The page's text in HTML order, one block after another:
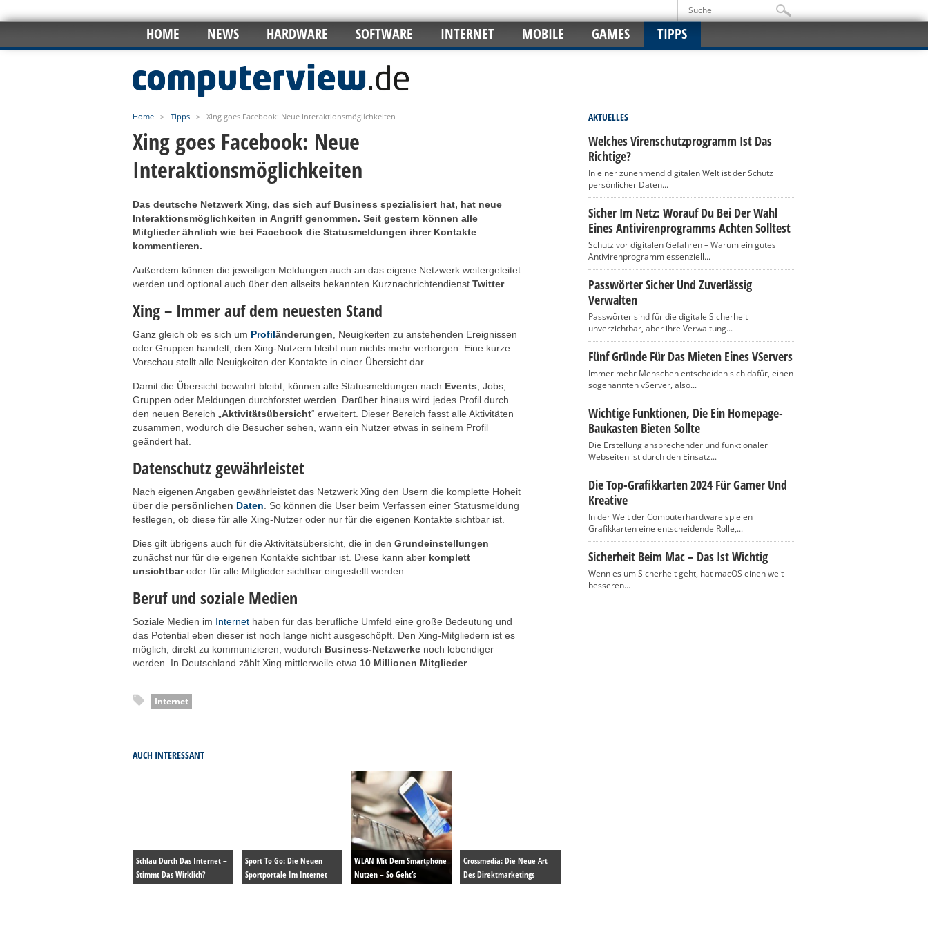
HOME NEWS HARDWARE SOFTWARE INTERNET MOBILE GAMES TIPPS
Home > Tipps > Xing goes Facebook: Neue Interaktionsmöglichkeiten
Xing goes Facebook: Neue
Interaktionsmöglichkeiten
Das deutsche Netzwerk Xing, das sich auf Business spezialisiert hat, hat neue
Interaktionsmöglichkeiten in Angriff genommen. Seit gestern können alle
Mitglieder ähnlich wie bei Facebook die Statusmeldungen ihrer Kontakte
kommentieren.
Außerdem können die jeweiligen Meldungen auch an das eigene Netzwerk weitergeleitet
werden und optional auch über den allseits bekannten Kurznachrichtendienst Twitter.
Xing – Immer auf dem neuesten Stand
Ganz gleich ob es sich um Profiländerungen , Neuigkeiten zu anstehenden Ereignissen
oder Gruppen handelt, den Xing-Nutzern bleibt nun nichts mehr verborgen. Eine kurze
Vorschau stellt alle Neuigkeiten der Kontakte in einer Übersicht dar.
Damit die Übersicht bewahrt bleibt, können alle Statusmeldungen nach Events , Jobs,
Gruppen oder Meldungen durchforstet werden. Darüber hinaus wird jedes Profil durch
den neuen Bereich „ Aktivitätsübersicht“ erweitert. Dieser Bereich fasst alle Aktivitäten
zusammen, wodurch die Besucher sehen, wann ein Nutzer etwas in seinem Profil
geändert hat.
Datenschutz gewährleistet
Nach eigenen Angaben gewährleistet das Netzwerk Xing den Usern die komplette Hoheit
über die persönlichen Daten . So können die User beim Verfassen einer Statusmeldung
festlegen, ob diese für alle Xing-Nutzer oder nur für die eigenen Kontakte sichtbar ist.
Dies gilt übrigens auch für die Aktivitätsübersicht, die in den Grundeinstellungen
zunächst nur für die eigenen Kontakte sichtbar ist. Diese kann aber komplett
unsichtbaroder für alle Mitglieder sichtbar eingestellt werden.
Beruf und soziale Medien
Soziale Medien im Internet haben für das berufliche Umfeld eine große Bedeutung und
das Potential eben dieser ist noch lange nicht ausgeschöpft. Den Xing-Mitgliedern ist es
möglich, direkt zu kommunizieren, wodurch Business-Netzwerke noch lebendiger
werden. In Deutschland zählt Xing mittlerweile etwa 10 Millionen Mitglieder.
Internet
AUCH INTERESSANT
Schlau Durch Das Internet –
Stimmt Das Wirklich?
Sport To Go: Die Neuen
Sportportale Im Internet
WLAN Mit Dem Smartphone
Nutzen – So Geht‘s
Crossmedia: Die Neue Art
Des Direktmarketings
AKTUELLES
Welches Virenschutzprogramm Ist Das
Richtige?
In einer zunehmend digitalen Welt ist der Schutz
persönlicher Daten...
Sicher Im Netz: Worauf Du Bei Der Wahl
Eines Antivirenprogramms Achten Solltest
Schutz vor digitalen Gefahren – Warum ein gutes
Antivirenprogramm essenziell...
Passwörter Sicher Und Zuverlässig
Verwalten
Passwörter sind für die digitale Sicherheit
unverzichtbar, aber ihre Verwaltung...
Fünf Gründe Für Das Mieten Eines VServers
Immer mehr Menschen entscheiden sich dafür, einen
sogenannten vServer, also...
Wichtige Funktionen, Die Ein Homepage-
Baukasten Bieten Sollte
Die Erstellung ansprechender und funktionaler
Webseiten ist durch den Einsatz...
Die Top-Grafikkarten 2024 Für Gamer Und
Kreative
In der Welt der Computerhardware spielen
Grafikkarten eine entscheidende Rolle,...
Sicherheit Beim Mac – Das Ist Wichtig
Wenn es um Sicherheit geht, hat macOS einen weit
besseren...